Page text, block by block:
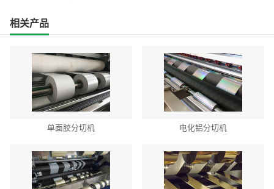
相关产品
单面胶分切机 电化铝分切机